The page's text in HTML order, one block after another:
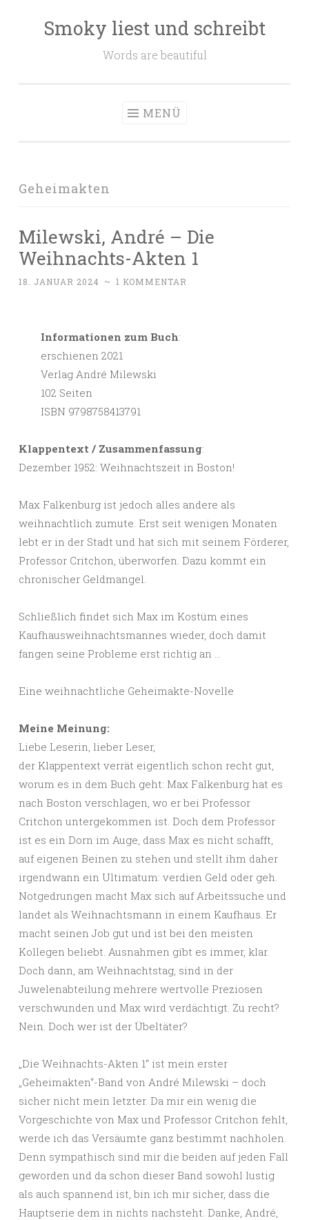
Smoky liest und schreibt
Words are beautiful
MENÜ
Geheimakten
Milewski, André – Die
Weihnachts-Akten 1
18. JANUAR 2024 ~ 1 KOMMENTAR
Informationen zum Buch:
erschienen 2021
Verlag André Milewski
102 Seiten
ISBN 9798758413791
Klappentext / Zusammenfassung:
Dezember 1952: Weihnachtszeit in Boston!
Max Falkenburg ist jedoch alles andere als
weihnachtlich zumute. Erst seit wenigen Monaten
lebt er in der Stadt und hat sich mit seinem Förderer,
Professor Critchon, überworfen. Dazu kommt ein
chronischer Geldmangel.
Schließlich findet sich Max im Kostüm eines
Kaufhausweihnachtsmannes wieder, doch damit
fangen seine Probleme erst richtig an …
Eine weihnachtliche Geheimakte-Novelle
Meine Meinung:
Liebe Leserin, lieber Leser,
der Klappentext verrät eigentlich schon recht gut,
worum es in dem Buch geht: Max Falkenburg hat es
nach Boston verschlagen, wo er bei Professor
Critchon untergekommen ist. Doch dem Professor
ist es ein Dorn im Auge, dass Max es nicht schafft,
auf eigenen Beinen zu stehen und stellt ihm daher
irgendwann ein Ultimatum: verdien Geld oder geh.
Notgedrungen macht Max sich auf Arbeitssuche und
landet als Weihnachtsmann in einem Kaufhaus. Er
macht seinen Job gut und ist bei den meisten
Kollegen beliebt. Ausnahmen gibt es immer, klar.
Doch dann, am Weihnachtstag, sind in der
Juwelenabteilung mehrere wertvolle Preziosen
verschwunden und Max wird verdächtigt. Zu recht?
Nein. Doch wer ist der Übeltäter?
„Die Weihnachts-Akten 1“ ist mein erster
„Geheimakten“-Band von André Milewski – doch
sicher nicht mein letzter. Da mir ein wenig die
Vorgeschichte von Max und Professor Critchon fehlt,
werde ich das Versäumte ganz bestimmt nachholen.
Denn sympathisch sind mir die beiden auf jeden Fall
geworden und da schon dieser Band sowohl lustig
als auch spannend ist, bin ich mir sicher, dass die
Hauptserie dem in nichts nachsteht. Danke, André,